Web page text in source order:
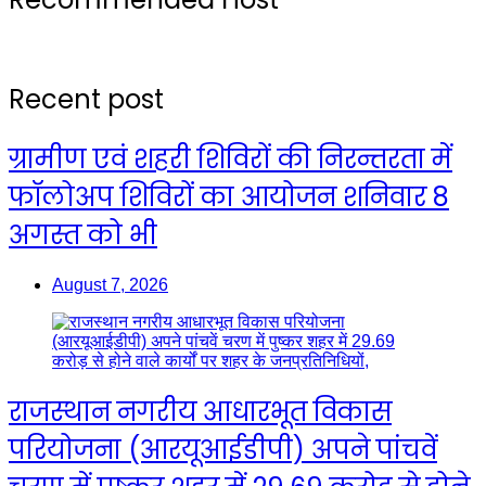
Recent post
ग्रामीण एवं शहरी शिविरों की निरन्तरता में
फॉलोअप शिविरों का आयोजन शनिवार 8
अगस्त को भी
August 7, 2026
राजस्थान नगरीय आधारभूत विकास
परियोजना (आरयूआईडीपी) अपने पांचवें